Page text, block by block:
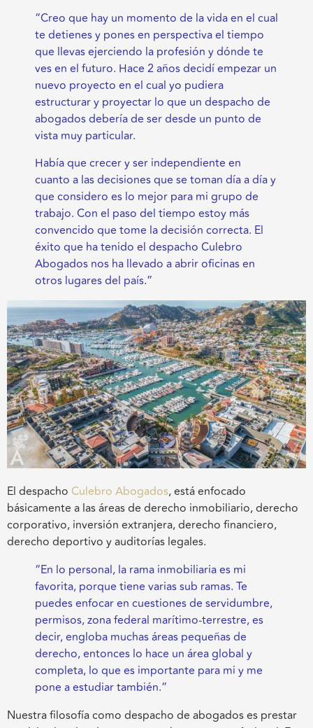
“Creo que hay un momento de la vida en el cual
te detienes y pones en perspectiva el tiempo
que llevas ejerciendo la profesión y dónde te
ves en el futuro. Hace 2 años decidí empezar un
nuevo proyecto en el cual yo pudiera
estructurar y proyectar lo que un despacho de
abogados debería de ser desde un punto de
vista muy particular.
Había que crecer y ser independiente en
cuanto a las decisiones que se toman día a día y
que considero es lo mejor para mi grupo de
trabajo. Con el paso del tiempo estoy más
convencido que tome la decisión correcta. El
éxito que ha tenido el despacho Culebro
Abogados nos ha llevado a abrir oficinas en
otros lugares del país.”
El despacho Culebro Abogados, está enfocado
básicamente a las áreas de derecho inmobiliario, derecho
corporativo, inversión extranjera, derecho financiero,
derecho deportivo y auditorías legales.
“En lo personal, la rama inmobiliaria es mi
favorita, porque tiene varias sub ramas. Te
puedes enfocar en cuestiones de servidumbre,
permisos, zona federal marítimo-terrestre, es
decir, engloba muchas áreas pequeñas de
derecho, entonces lo hace un área global y
completa, lo que es importante para mi y me
pone a estudiar también.”
Nuestra filosofía como despacho de abogados es prestar